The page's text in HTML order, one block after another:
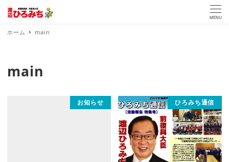
MENU
ホーム main
main
お知らせ ひろみち通信